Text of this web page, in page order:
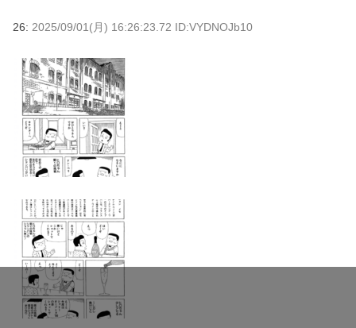
26: 2025/09/01(月) 16:26:23.72 ID:VYDNOJb10